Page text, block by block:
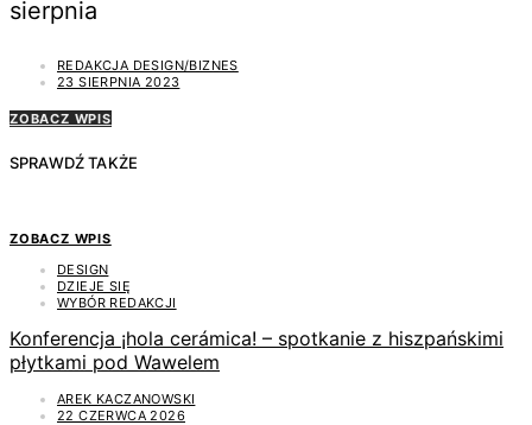
sierpnia
REDAKCJA DESIGN/BIZNES
23 SIERPNIA 2023
ZOBACZ WPIS
SPRAWDŹ TAKŻE
ZOBACZ WPIS
DESIGN
DZIEJE SIĘ
WYBÓR REDAKCJI
Konferencja ¡hola cerámica! – spotkanie z hiszpańskimi
płytkami pod Wawelem
AREK KACZANOWSKI
22 CZERWCA 2026